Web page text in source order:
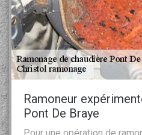
Ramoneur
Pont De Braye
Pour une opération de